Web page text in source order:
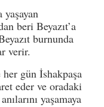
beri Beyazıt’a
burnunda
verir.
gün İshakpaşa
eder ve oradaki
yaşamaya